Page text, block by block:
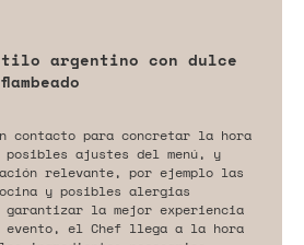
argentino con dulce
contacto para concretar la hora
ajustes del menú, y
relevante, por ejemplo las
y posibles alergias
la mejor experiencia
el Chef llega a la hora